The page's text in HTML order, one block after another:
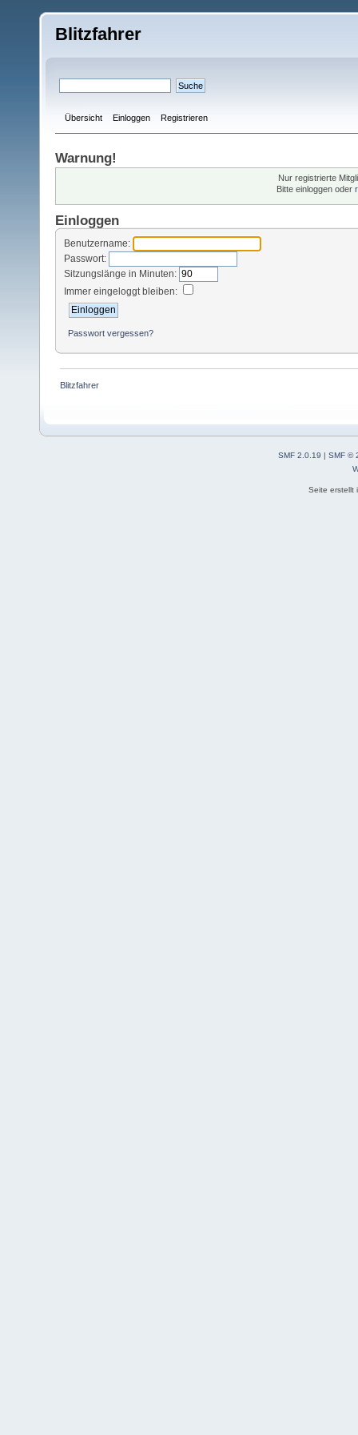
Blitzfahrer
Übersicht Einloggen Registrieren
Warnung!
Nur registrierte
Bitte einloggen oder
Einloggen
Benutzername:
Passwort:
Sitzungslänge in Minuten:
Immer eingeloggt bleiben:
Passwort vergessen?
Blitzfahrer
SMF 2.0.19 | SMF ©
Seite erstellt